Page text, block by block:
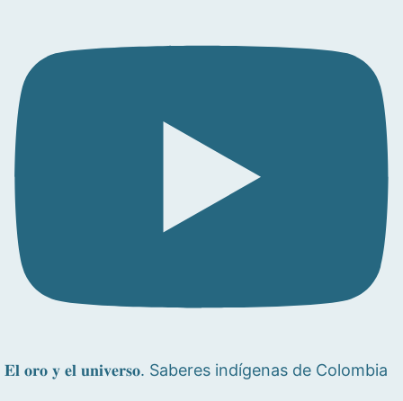
𝐄𝐥 𝐨𝐫𝐨 𝐲 𝐞𝐥 𝐮𝐧𝐢𝐯𝐞𝐫𝐬𝐨. Saberes indígenas de Colombia